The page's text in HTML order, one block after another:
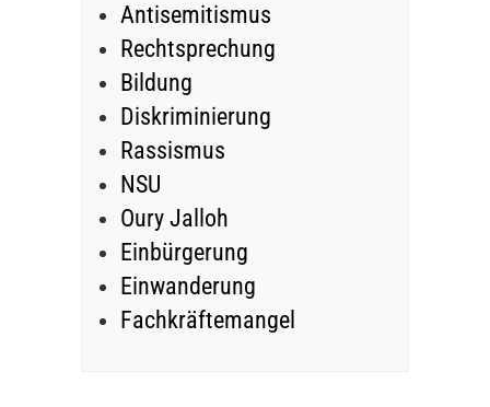
Antisemitismus
Rechtsprechung
Bildung
Diskriminierung
Rassismus
NSU
Oury Jalloh
Einbürgerung
Einwanderung
Fachkräftemangel